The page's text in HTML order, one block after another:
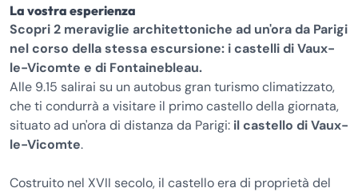
La vostra esperienza
Scopri 2 meraviglie architettoniche ad un'ora da Parigi
nel corso della stessa escursione: i castelli di Vaux-
le-Vicomte e di Fontainebleau.
Alle 9.15 salirai su un autobus gran turismo climatizzato,
che ti condurrà a visitare il primo castello della giornata,
situato ad un'ora di distanza da Parigi: il castello di Vaux-
le-Vicomte.
Costruito nel XVII secolo, il castello era di proprietà del